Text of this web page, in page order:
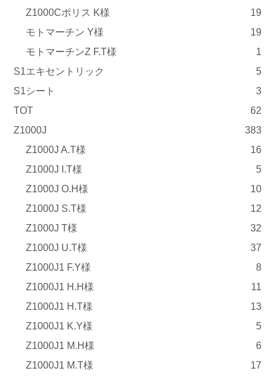
Z1000Cポリス K様
19
モトマーチン Y様
19
モトマーチンZ F.T様
1
S1エキセントリック
5
S1シート
3
TOT
62
Z1000J
383
Z1000J A.T様
16
Z1000J I.T様
5
Z1000J O.H様
10
Z1000J S.T様
12
Z1000J T様
32
Z1000J U.T様
37
Z1000J1 F.Y様
8
Z1000J1 H.H様
11
Z1000J1 H.T様
13
Z1000J1 K.Y様
5
Z1000J1 M.H様
6
Z1000J1 M.T様
17